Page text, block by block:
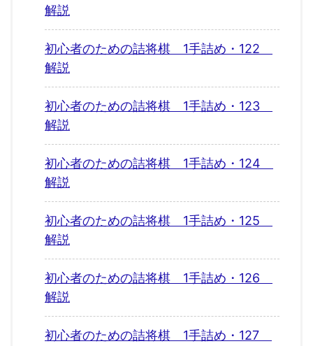
解説
初心者のための詰将棋 1手詰め・122
解説
初心者のための詰将棋 1手詰め・123
解説
初心者のための詰将棋 1手詰め・124
解説
初心者のための詰将棋 1手詰め・125
解説
初心者のための詰将棋 1手詰め・126
解説
初心者のための詰将棋 1手詰め・127